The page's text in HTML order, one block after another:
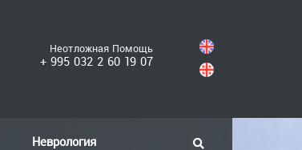
Неотложная Помощь
+ 995 032 2 60 19 07
Неврология